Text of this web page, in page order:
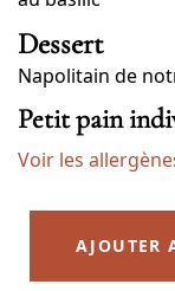
Dessert
Napolitain de
Petit pain
Voir les
AJOUTER